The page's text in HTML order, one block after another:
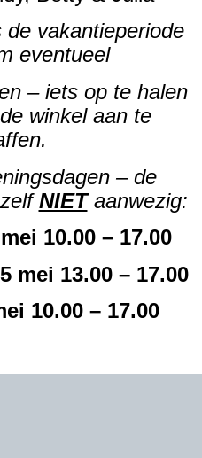
vakantieperiode
eventueel
– iets op te halen
winkel aan te
– de
NIETaanwezig:
10.00 – 17.00
mei 13.00 – 17.00
10.00 – 17.00